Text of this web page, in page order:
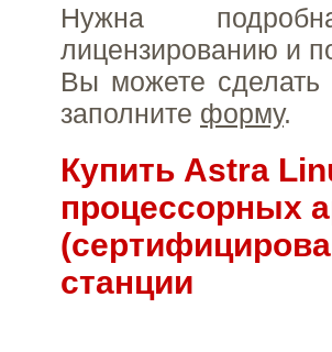
Нужна
лицензированию и
Вы можете сделать
заполните форму.
Купить Astra
процессорных
станции